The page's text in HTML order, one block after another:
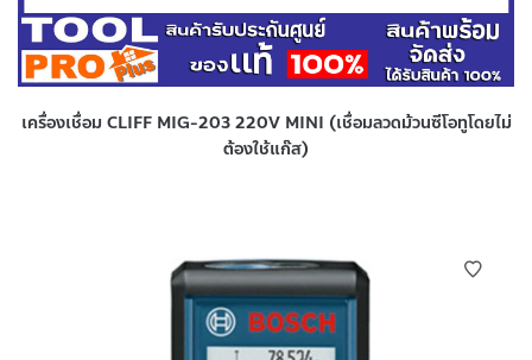
เครื่องเชื่อม CLIFF MIG-203 220V MINI (เชื่อมลวดม้วนซีโอทูโดยไม่
ต้องใช้แก๊ส)